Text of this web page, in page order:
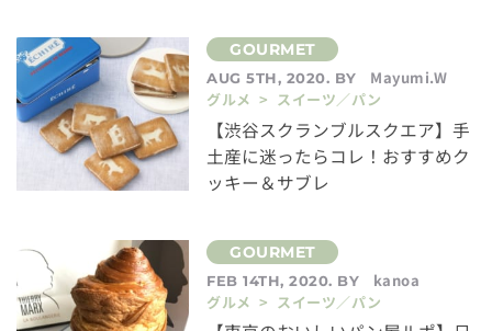
AUG 5TH, 2020. BY
Mayumi.W
グルメ > スイーツ／パン
【渋谷スクランブルスクエア】手
土産に迷ったらコレ！おすすめク
ッキー＆サブレ
FEB 14TH, 2020. BY
kanoa
グルメ > スイーツ／パン